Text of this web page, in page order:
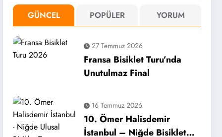
GÜNCEL POPÜLER YORUM
27 Temmuz 2026
Fransa Bisiklet Turu’nda
Unutulmaz Final
16 Temmuz 2026
10. Ömer Halisdemir
İstanbul – Niğde Bisiklet